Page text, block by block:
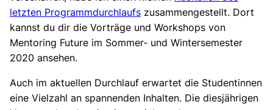
letzten Programmdurchlaufs zusammengestellt. Dort
kannst du dir die Vorträge und Workshops von
Mentoring Future im Sommer- und Wintersemester
2020 ansehen.
Auch im aktuellen Durchlauf erwartet die Studentinnen
eine Vielzahl an spannenden Inhalten. Die diesjährigen